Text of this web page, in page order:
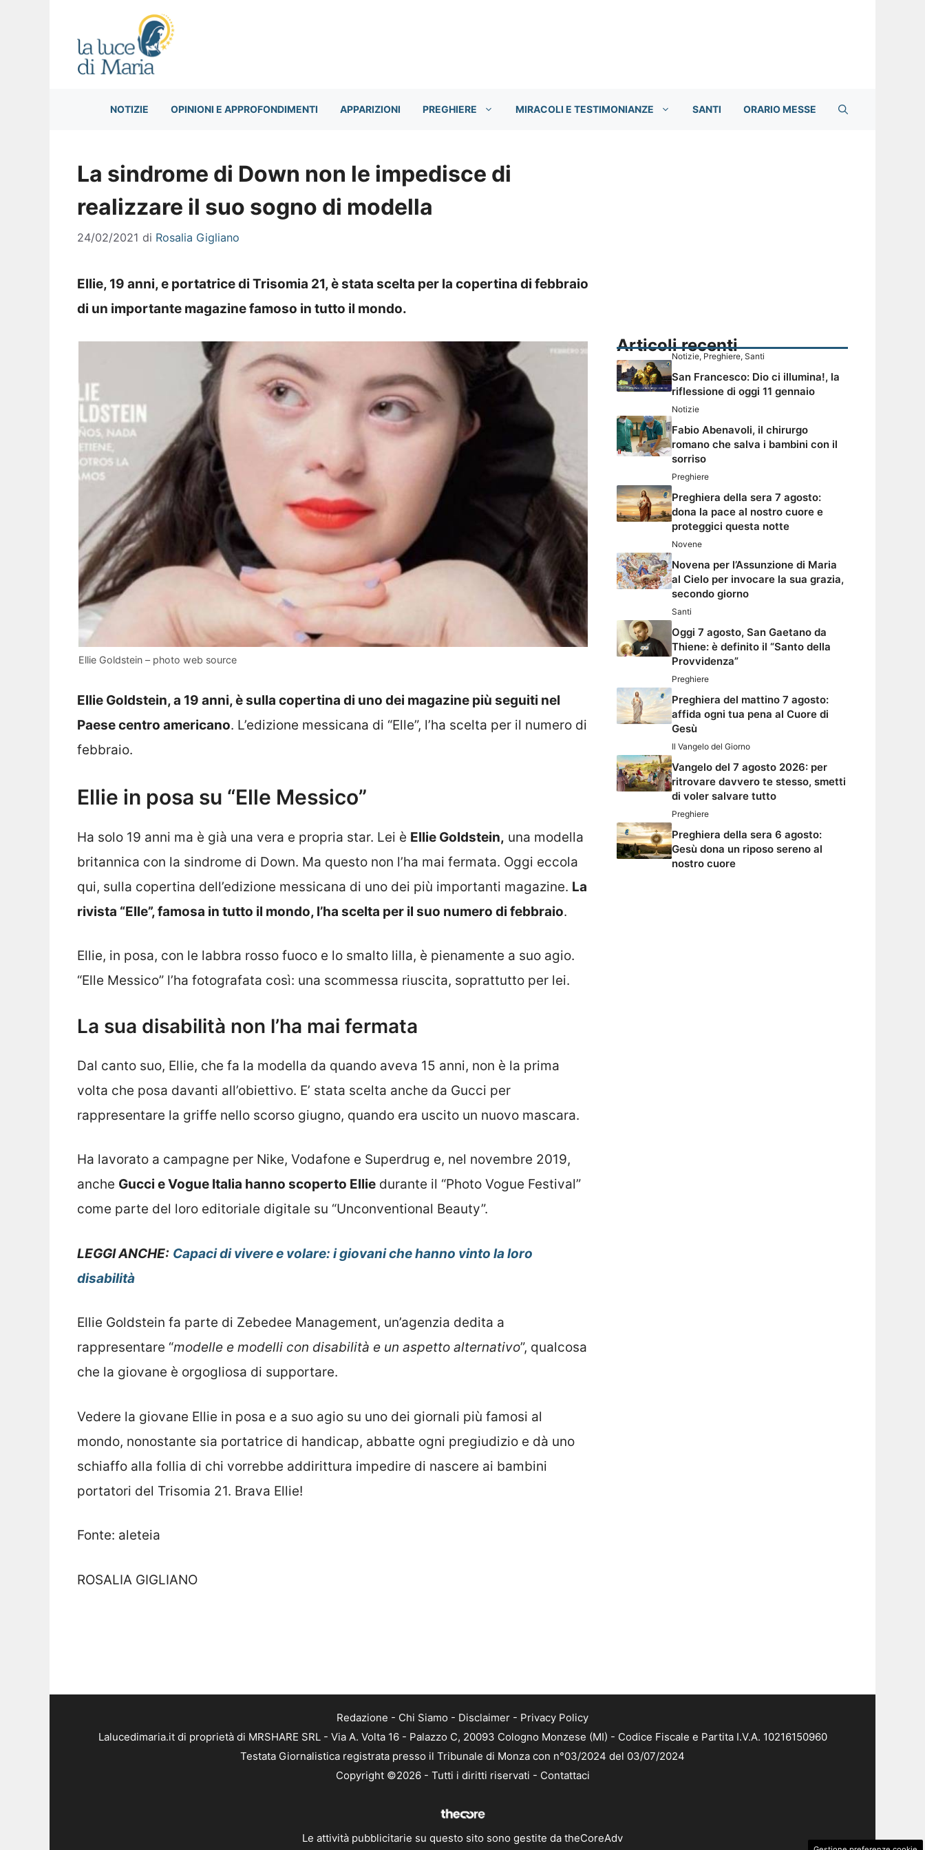
NOTIZIE OPINIONI E APPROFONDIMENTI APPARIZIONI PREGHIERE MIRACOLI E TESTIMONIANZE SANTI ORARIO MESSE
La sindrome di Down non le impedisce di
realizzare il suo sogno di modella
24/02/2021 di Rosalia Gigliano
Ellie, 19 anni, e portatrice di Trisomia 21, è stata scelta per la copertina di febbraio
di un importante magazine famoso in tutto il mondo.
Ellie Goldstein – photo web source
Ellie Goldstein, a 19 anni, è sulla copertina di uno dei magazine più seguiti nel
Paese centro americano. L’edizione messicana di “Elle”, l’ha scelta per il numero di
febbraio.
Ellie in posa su “Elle Messico”
Ha solo 19 anni ma è già una vera e propria star. Lei è Ellie Goldstein, una modella
britannica con la sindrome di Down. Ma questo non l’ha mai fermata. Oggi eccola
qui, sulla copertina dell’edizione messicana di uno dei più importanti magazine. La
rivista “Elle”, famosa in tutto il mondo, l’ha scelta per il suo numero di febbraio.
Ellie, in posa, con le labbra rosso fuoco e lo smalto lilla, è pienamente a suo agio.
“Elle Messico” l’ha fotografata così: una scommessa riuscita, soprattutto per lei.
La sua disabilità non l’ha mai fermata
Dal canto suo, Ellie, che fa la modella da quando aveva 15 anni, non è la prima
volta che posa davanti all’obiettivo. E’ stata scelta anche da Gucci per
rappresentare la griffe nello scorso giugno, quando era uscito un nuovo mascara.
Ha lavorato a campagne per Nike, Vodafone e Superdrug e, nel novembre 2019,
anche Gucci e Vogue Italia hanno scoperto Ellie durante il “Photo Vogue Festival”
come parte del loro editoriale digitale su “Unconventional Beauty”.
LEGGI ANCHE: Capaci di vivere e volare: i giovani che hanno vinto la loro
disabilità
Ellie Goldstein fa parte di Zebedee Management, un’agenzia dedita a
rappresentare “modelle e modelli con disabilità e un aspetto alternativo”, qualcosa
che la giovane è orgogliosa di supportare.
Vedere la giovane Ellie in posa e a suo agio su uno dei giornali più famosi al
mondo, nonostante sia portatrice di handicap, abbatte ogni pregiudizio e dà uno
schiaffo alla follia di chi vorrebbe addirittura impedire di nascere ai bambini
portatori del Trisomia 21. Brava Ellie!
Fonte: aleteia
ROSALIA GIGLIANO
Articoli recenti
Notizie, Preghiere, Santi
San Francesco: Dio ci illumina!, la
riflessione di oggi 11 gennaio
Notizie
Fabio Abenavoli, il chirurgo
romano che salva i bambini con il
sorriso
Preghiere
Preghiera della sera 7 agosto:
dona la pace al nostro cuore e
proteggici questa notte
Novene
Novena per l’Assunzione di Maria
al Cielo per invocare la sua grazia,
secondo giorno
Santi
Oggi 7 agosto, San Gaetano da
Thiene: è definito il “Santo della
Provvidenza”
Preghiere
Preghiera del mattino 7 agosto:
affida ogni tua pena al Cuore di
Gesù
Il Vangelo del Giorno
Vangelo del 7 agosto 2026: per
ritrovare davvero te stesso, smetti
di voler salvare tutto
Preghiere
Preghiera della sera 6 agosto:
Gesù dona un riposo sereno al
nostro cuore
Redazione - Chi Siamo - Disclaimer - Privacy Policy
Lalucedimaria.it di proprietà di MRSHARE SRL - Via A. Volta 16 - Palazzo C, 20093 Cologno Monzese (MI) - Codice Fiscale e Partita I.V.A. 10216150960
Testata Giornalistica registrata presso il Tribunale di Monza con n°03/2024 del 03/07/2024
Copyright ©2026 - Tutti i diritti riservati - Contattaci
Le attività pubblicitarie su questo sito sono gestite da theCoreAdv